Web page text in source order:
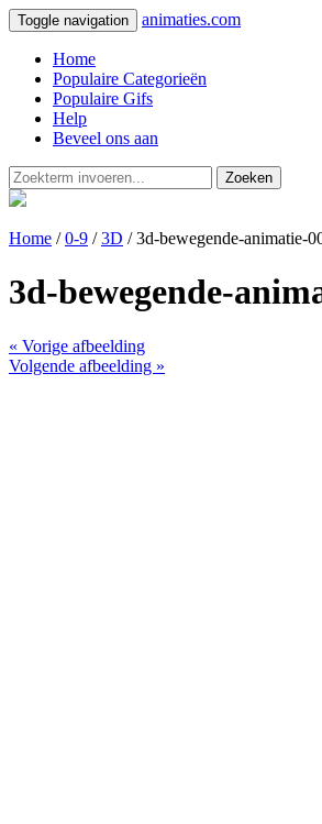
Toggle navigation animaties.com
Home
Populaire Categorieën
Populaire Gifs
Help
Beveel ons aan
Zoeken
Home /0-9 /3D / 3d-bewegende-animatie-
3d-bewegende-
« Vorige afbeelding
Volgende afbeelding »